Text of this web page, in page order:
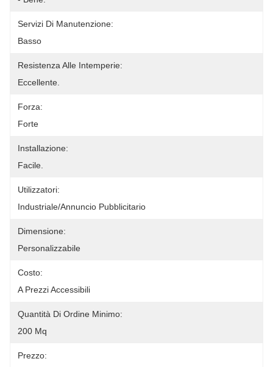
Servizi Di Manutenzione:
Basso
Resistenza Alle Intemperie:
Eccellente.
Forza:
Forte
Installazione:
Facile.
Utilizzatori:
Industriale/annuncio Pubblicitario
Dimensione:
Personalizzabile
Costo:
A Prezzi Accessibili
Quantità Di Ordine Minimo:
200 Mq
Prezzo: